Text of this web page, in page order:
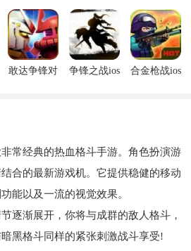
敢达争锋对
争锋之战ios
合金枪战ios
经典的热血格斗手游。角色扮演游
合的最新游戏机。它提供稳健的移动
能以及一流的视觉效果。
渐展开，你将与成群的敌人格斗，
黑格斗同样的紧张刺激战斗享受!